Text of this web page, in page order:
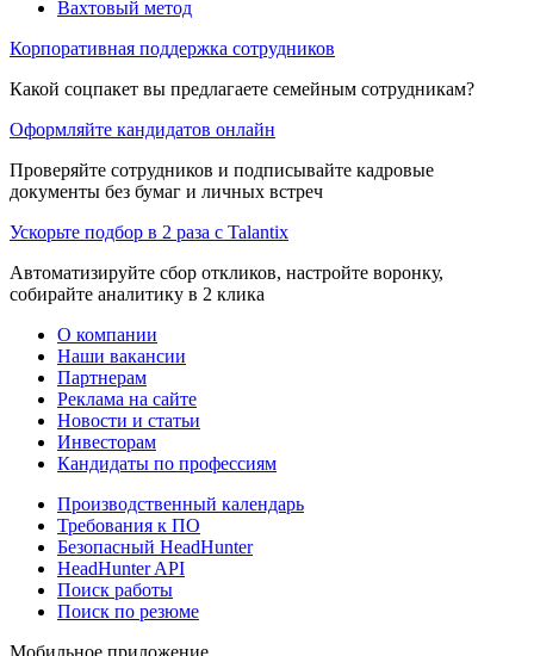
Вахтовый метод
Корпоративная поддержка сотрудников
Какой соцпакет вы предлагаете семейным сотрудникам?
Оформляйте кандидатов онлайн
Проверяйте сотрудников и подписывайте кадровые
документы без бумаг и личных встреч
Ускорьте подбор в 2 раза с Talantix
Автоматизируйте сбор откликов, настройте воронку,
собирайте аналитику в 2 клика
О компании
Наши вакансии
Партнерам
Реклама на сайте
Новости и статьи
Инвесторам
Кандидаты по профессиям
Производственный календарь
Требования к ПО
Безопасный HeadHunter
HeadHunter API
Поиск работы
Поиск по резюме